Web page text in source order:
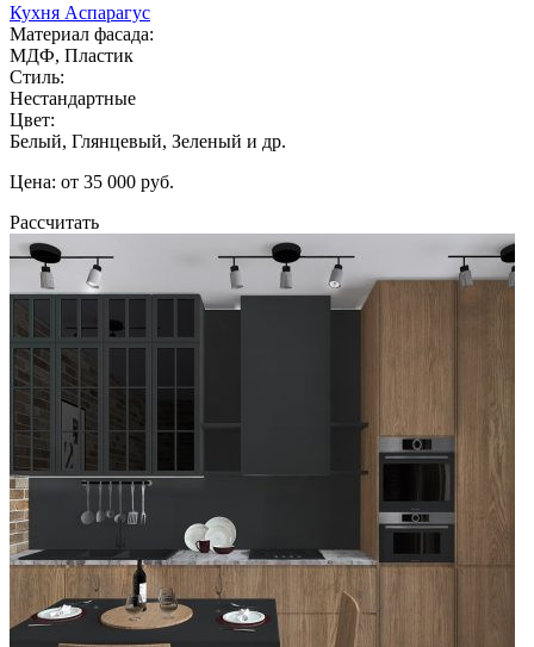
Кухня Аспарагус
Материал фасада:
МДФ, Пластик
Стиль:
Нестандартные
Цвет:
Белый, Глянцевый, Зеленый и др.
Цена: от 35 000 руб.
Рассчитать